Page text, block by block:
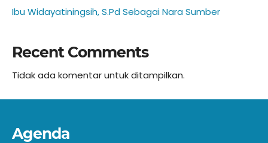
Ibu Widayatiningsih, S.Pd Sebagai Nara Sumber
Recent Comments
Tidak ada komentar untuk ditampilkan.
Agenda